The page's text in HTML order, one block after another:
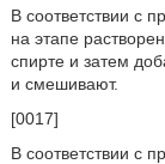
В соответствии с
на этапе
спирте и затем
и смешивают.
[0017]
В соответствии с